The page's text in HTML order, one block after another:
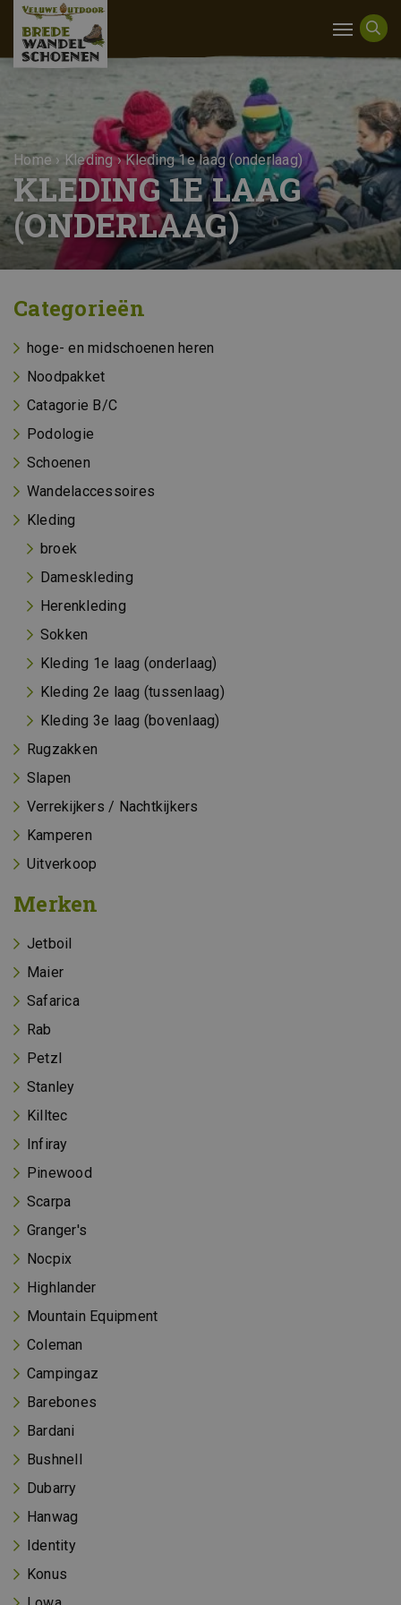
Home ›Kleding›Kleding 1e laag (onderlaag)
KLEDING 1E LAAG
(ONDERLAAG)
Categorieën
hoge- en midschoenen heren
Noodpakket
Catagorie B/C
Podologie
Schoenen
Wandelaccessoires
Kleding
broek
Dameskleding
Herenkleding
Sokken
Kleding 1e laag (onderlaag)
Kleding 2e laag (tussenlaag)
Kleding 3e laag (bovenlaag)
Rugzakken
Slapen
Verrekijkers / Nachtkijkers
Kamperen
Uitverkoop
Merken
Jetboil
Maier
Safarica
Rab
Petzl
Stanley
Killtec
Infiray
Pinewood
Scarpa
Granger's
Nocpix
Highlander
Mountain Equipment
Coleman
Campingaz
Barebones
Bardani
Bushnell
Dubarry
Hanwag
Identity
Konus